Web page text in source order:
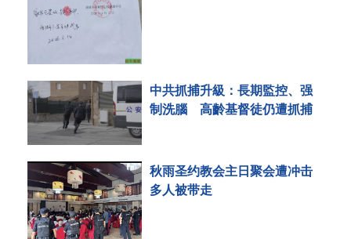
中共抓捕升級：長期監控、强
制洗腦 高齡基督徒仍遭抓捕
秋雨圣约教会主日聚会遭冲击
多人被带走